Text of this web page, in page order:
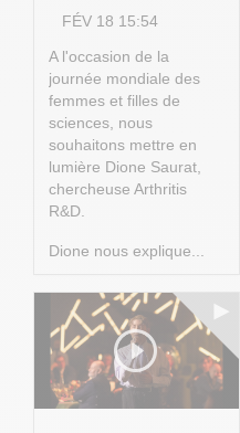
FÉV 18 15:54
A l'occasion de la
journée mondiale des
femmes et filles de
sciences, nous
souhaitons mettre en
lumière Dione Saurat,
chercheuse Arthritis
R&D.
Dione nous explique...